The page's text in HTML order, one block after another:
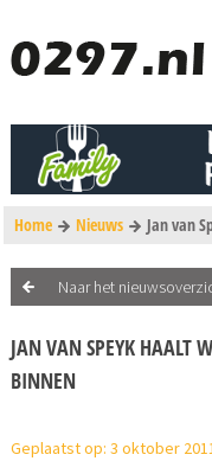
Home Nieuws Jan van
Naar het
JAN VAN SPEYK HAALT
BINNEN
Geplaatst op: 3 oktober